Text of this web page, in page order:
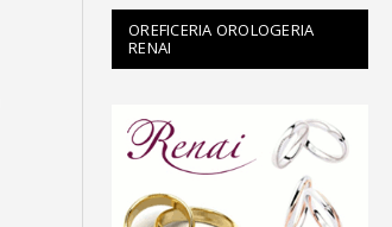
OREFICERIA OROLOGERIA
RENAI